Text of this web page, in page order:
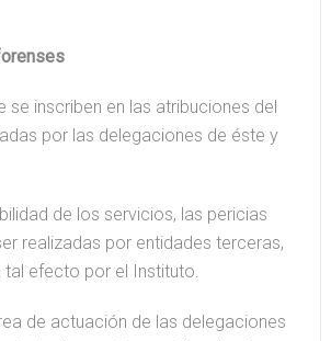
inscriben en las atribuciones del
por las delegaciones de éste y
de los servicios, las pericias
realizadas por entidades terceras,
efecto por el Instituto.
de actuación de las delegaciones